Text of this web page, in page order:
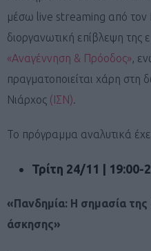
μέσω live streaming από τον
διοργανωτική επίβλεψη
«Αναγέννηση & Πρόοδος»,
πραγματοποιείται χάρη στη
Νιάρχος (ΙΣΝ).
Το πρόγραμμα αναλυτικά
Τρίτη 24/11 | 19:00-
«Πανδημία: Η σημασία της
άσκησης»